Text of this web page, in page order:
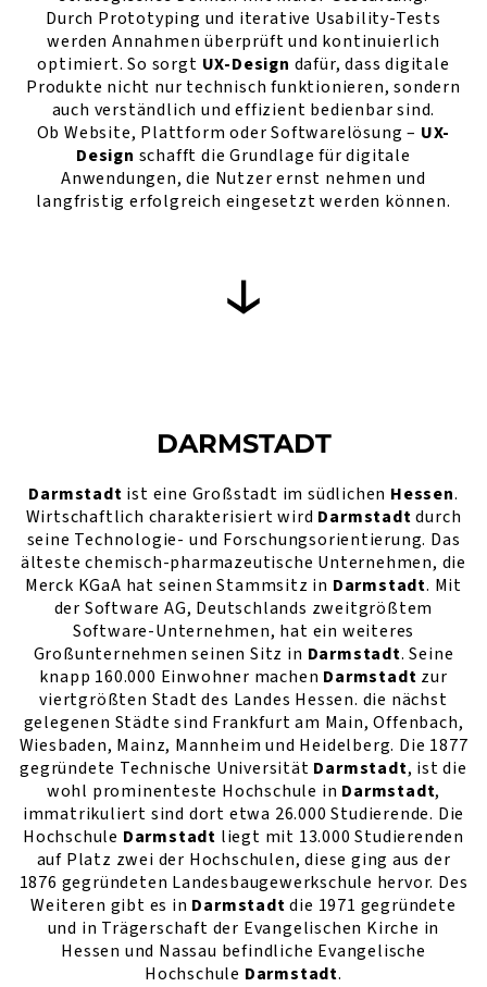
Durch Prototyping und iterative Usability-Tests
werden Annahmen überprüft und kontinuierlich
optimiert. So sorgt UX-Design dafür, dass digitale
Produkte nicht nur technisch funktionieren, sondern
auch verständlich und effizient bedienbar sind.
Ob Website, Plattform oder Softwarelösung – UX-
Design schafft die Grundlage für digitale
Anwendungen, die Nutzer ernst nehmen und
langfristig erfolgreich eingesetzt werden können.
DARMSTADT
Darmstadt ist eine Großstadt im südlichen Hessen.
Wirtschaftlich charakterisiert wird Darmstadtdurch
seine Technologie- und Forschungsorientierung. Das
älteste chemisch-pharmazeutische Unternehmen, die
Merck KGaA hat seinen Stammsitz in Darmstadt. Mit
der Software AG, Deutschlands zweitgrößtem
Software-Unternehmen, hat ein weiteres
Großunternehmen seinen Sitz in Darmstadt. Seine
knapp 160.000 Einwohner machen Darmstadt zur
viertgrößten Stadt des Landes Hessen. die nächst
gelegenen Städte sind Frankfurt am Main, Offenbach,
Wiesbaden, Mainz, Mannheim und Heidelberg. Die 1877
gegründete Technische Universität Darmstadt, ist die
wohl prominenteste Hochschule in Darmstadt,
immatrikuliert sind dort etwa 26.000 Studierende. Die
Hochschule Darmstadt liegt mit 13.000 Studierenden
auf Platz zwei der Hochschulen, diese ging aus der
1876 gegründeten Landesbaugewerkschule hervor. Des
Weiteren gibt es in Darmstadtdie 1971 gegründete
und in Trägerschaft der Evangelischen Kirche in
Hessen und Nassau befindliche Evangelische
Hochschule Darmstadt.